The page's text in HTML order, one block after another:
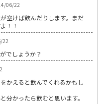
06/22
空けば飲んだりします。まだ
！！
22
でしょうか？
かえると飲んでくれるかもし
分かったら飲むと思います。